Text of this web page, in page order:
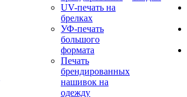
UV-печать на
брелках
УФ-печать
большого
формата
Печать
брендированных
нашивок на
одежду